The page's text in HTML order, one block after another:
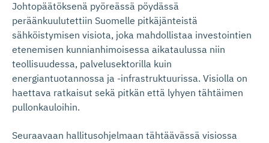
Johtopäätöksenä pyöreässä pöydässä
peräänkuulutettiin Suomelle pitkäjänteistä
sähköistymisen visiota, joka mahdollistaa investointien
etenemisen kunnianhimoisessa aikataulussa niin
teollisuudessa, palvelusektorilla kuin
energiantuotannossa ja -infrastruktuurissa. Visiolla on
haettava ratkaisut sekä pitkän että lyhyen tähtäimen
pullonkauloihin.
Seuraavaan hallitusohjelmaan tähtäävässä visiossa